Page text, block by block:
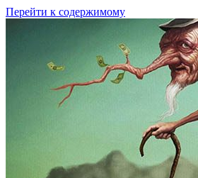
Перейти к содержимому